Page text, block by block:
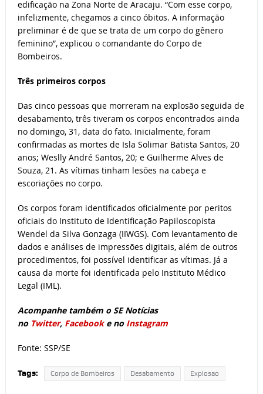
edificação na Zona Norte de Aracaju. “Com esse corpo,
infelizmente, chegamos a cinco óbitos. A informação
preliminar é de que se trata de um corpo do gênero
feminino”, explicou o comandante do Corpo de
Bombeiros.
Três primeiros corpos
Das cinco pessoas que morreram na explosão seguida de
desabamento, três tiveram os corpos encontrados ainda
no domingo, 31, data do fato. Inicialmente, foram
confirmadas as mortes de Isla Solimar Batista Santos, 20
anos; Weslly André Santos, 20; e Guilherme Alves de
Souza, 21. As vítimas tinham lesões na cabeça e
escoriações no corpo.
Os corpos foram identificados oficialmente por peritos
oficiais do Instituto de Identificação Papiloscopista
Wendel da Silva Gonzaga (IIWGS). Com levantamento de
dados e análises de impressões digitais, além de outros
procedimentos, foi possível identificar as vítimas. Já a
causa da morte foi identificada pelo Instituto Médico
Legal (IML).
Acompanhe também o SE Notícias
no Twitter, Facebooke no Instagram
Fonte: SSP/SE
Tags: Corpo de Bombeiros Desabamento Explosao